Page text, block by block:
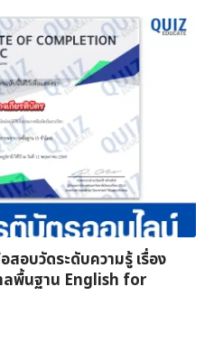
อบวัดระดับความรู้ เรื่อง
ลพื้นฐาน English for